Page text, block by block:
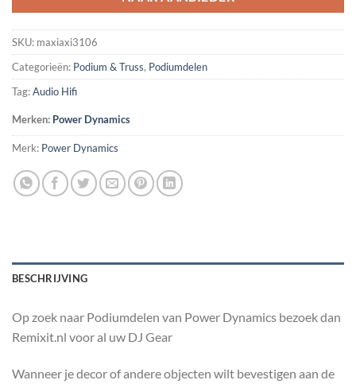
SKU: maxiaxi3106
Categorieën: Podium & Truss, Podiumdelen
Tag:Audio Hifi
Merken: Power Dynamics
Merk: Power Dynamics
BESCHRIJVING
Op zoek naar Podiumdelen van Power Dynamics bezoek dan
Remixit.nl voor al uw DJ Gear
Wanneer je decor of andere objecten wilt bevestigen aan de